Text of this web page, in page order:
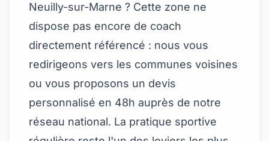
Neuilly-sur-Marne ? Cette zone ne
dispose pas encore de coach
directement référencé : nous vous
redirigeons vers les communes voisines
ou vous proposons un devis
personnalisé en 48h auprès de notre
réseau national. La pratique sportive